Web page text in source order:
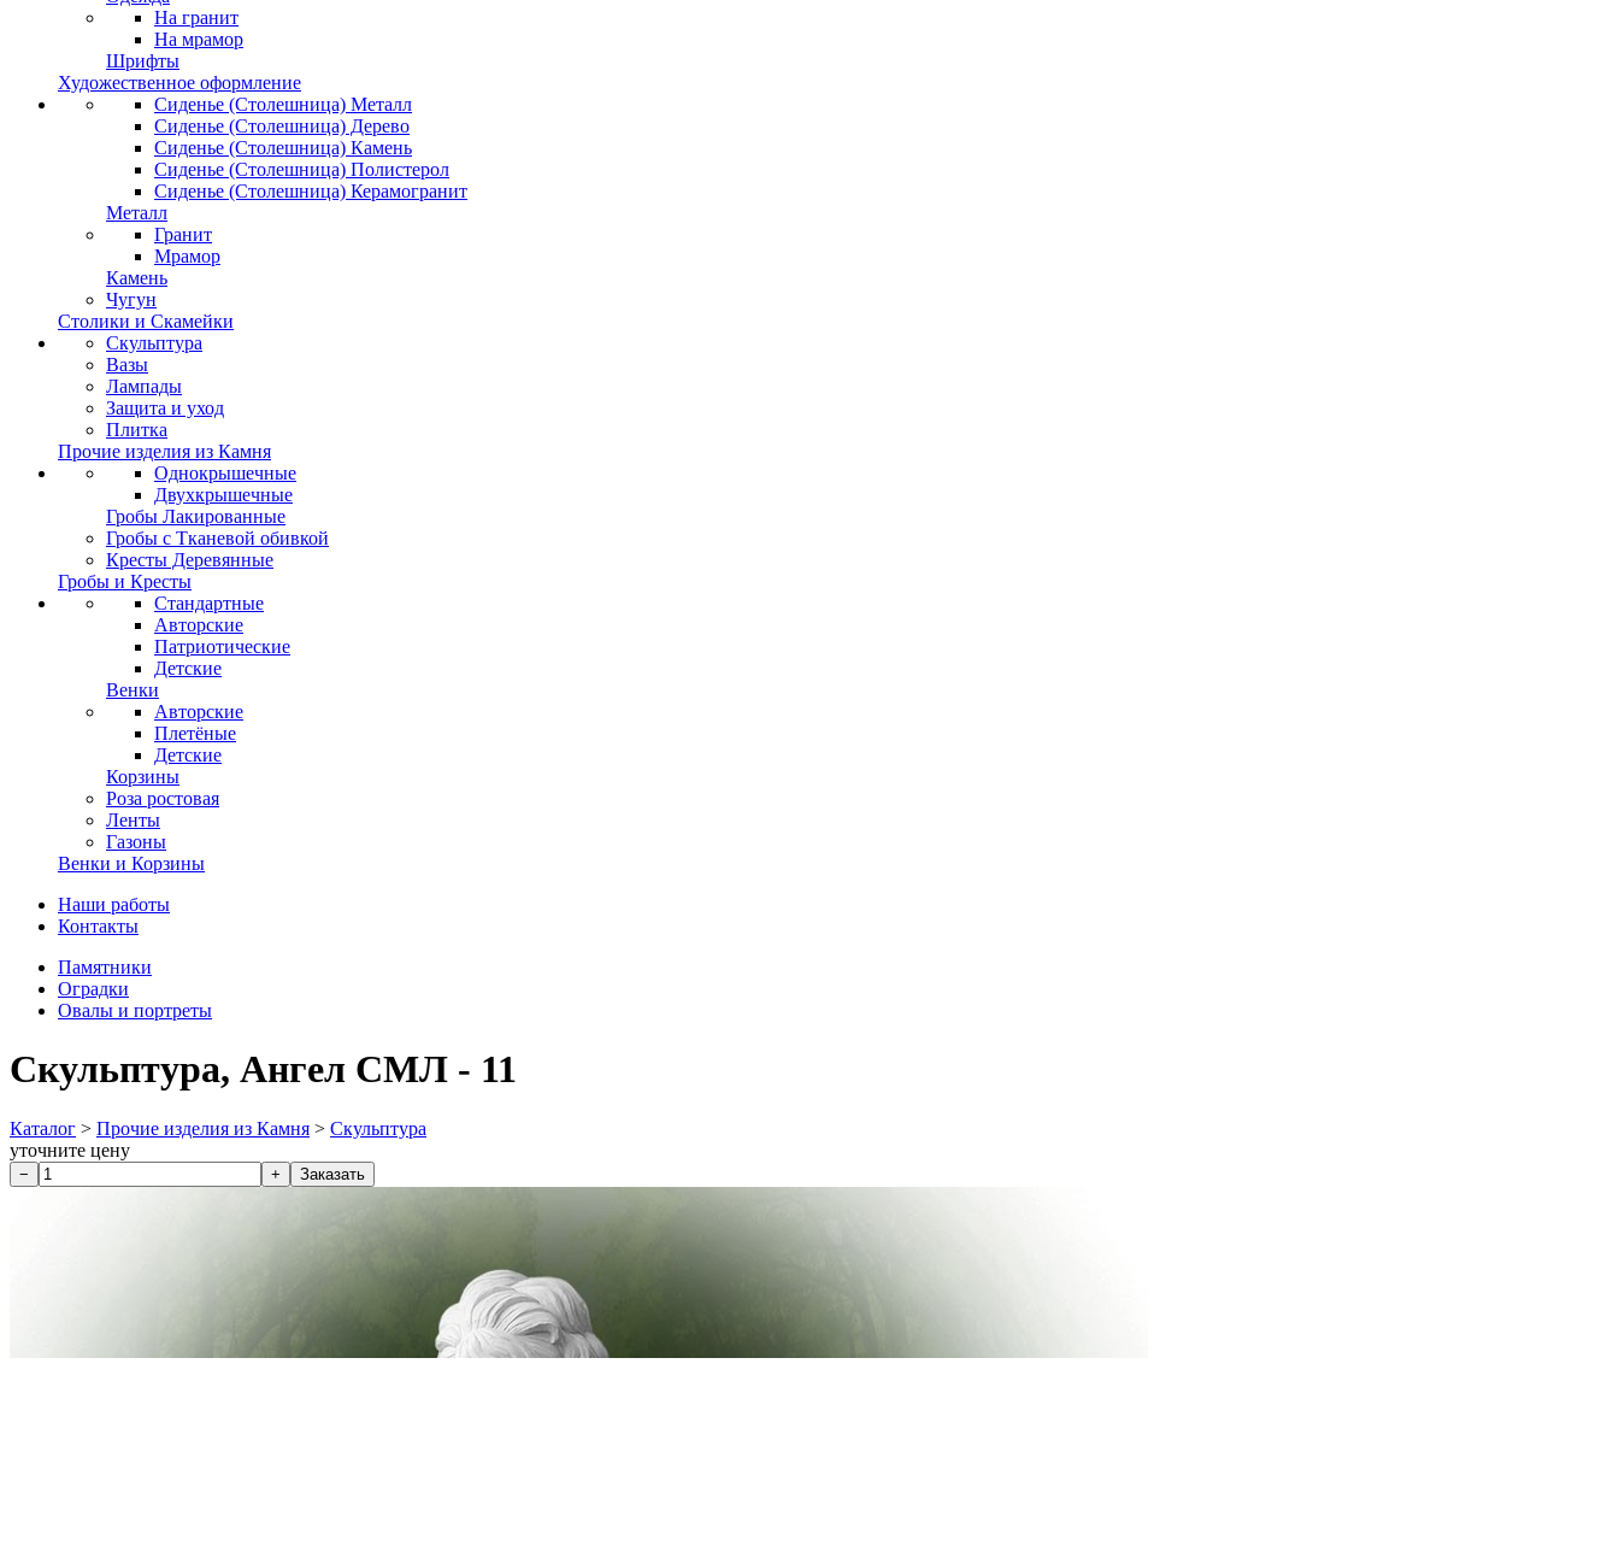
На гранит
На мрамор
Шрифты
Художественное оформление
Сиденье (Столешница) Металл
Сиденье (Столешница) Дерево
Сиденье (Столешница) Камень
Сиденье (Столешница) Полистерол
Сиденье (Столешница) Керамогранит
Металл
Гранит
Мрамор
Камень
Чугун
Столики и Скамейки
Скульптура
Вазы
Лампады
Защита и уход
Плитка
Прочие изделия из Камня
Однокрышечные
Двухкрышечные
Гробы Лакированные
Гробы с Тканевой обивкой
Кресты Деревянные
Гробы и Кресты
Стандартные
Авторские
Патриотические
Детские
Венки
Авторские
Плетёные
Детские
Корзины
Роза ростовая
Ленты
Газоны
Венки и Корзины
Наши работы
Контакты
Памятники
Оградки
Овалы и портреты
Скульптура, Ангел СМЛ - 11
Каталог > Прочие изделия из Камня > Скульптура
уточните цену